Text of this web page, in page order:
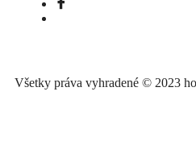
Všetky práva vyhradené © 2023